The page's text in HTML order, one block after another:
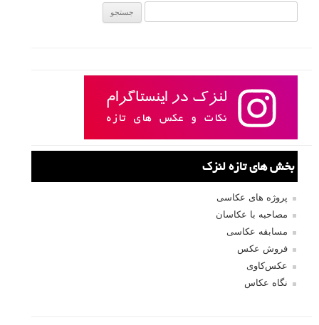
بخش های تازه لنزک
پروژه های عکاسی
مصاحبه با عکاسان
مسابقه عکاسی
فروش عکس
عکس‌کاوی
نگاه عکاس